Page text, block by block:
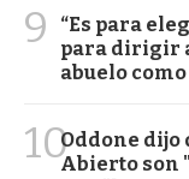
9
“Es para
para dirigir
abuelo como
10Oddone dijo
Abierto son